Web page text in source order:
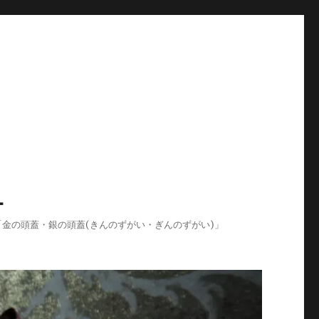
の頭蓋・銀の頭蓋(きんのずがい・ぎんのずがい)」